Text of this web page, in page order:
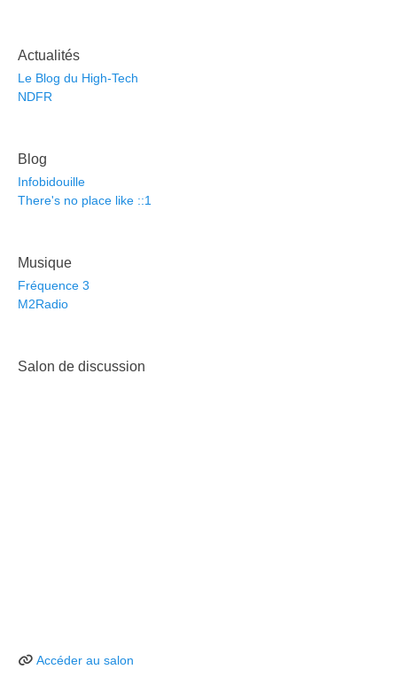
Actualités
Le Blog du High-Tech
NDFR
Blog
Infobidouille
There's no place like ::1
Musique
Fréquence 3
M2Radio
Salon de discussion
Accéder au salon